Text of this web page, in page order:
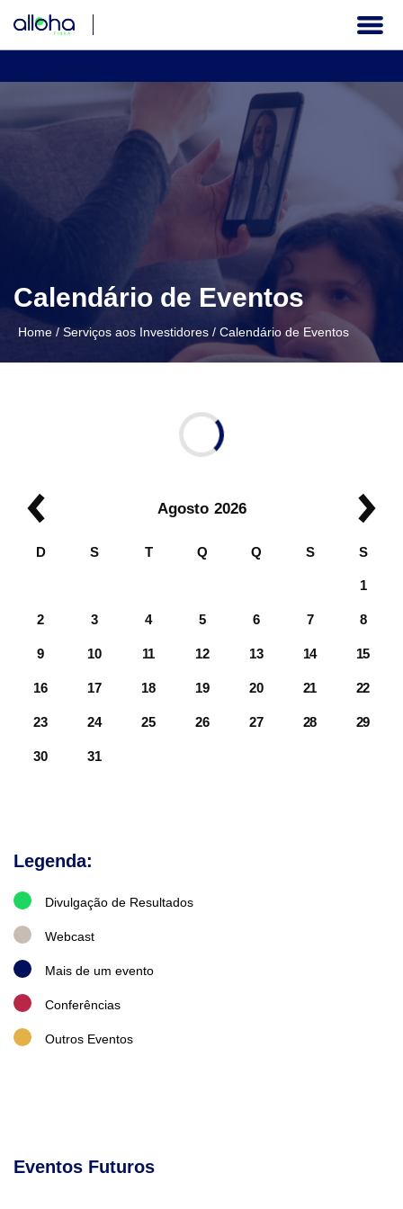
A COMPANHIA
GOVERNANÇA CORPORATIVA
INFORMAÇÕES FINANCEIRAS
SERVIÇOS AOS INVESTIDORES
Institucional
PT
Calendário de Eventos
Home / Serviços aos Investidores / Calendário de Eventos
Agosto 2026
D S T Q Q S S
1
2 3 4 5 6 7 8
9 10 11 12 13 14 15
16 17 18 19 20 21 22
23 24 25 26 27 28 29
30 31
Legenda:
Divulgação de Resultados
Webcast
Mais de um evento
Conferências
Outros Eventos
Eventos Futuros